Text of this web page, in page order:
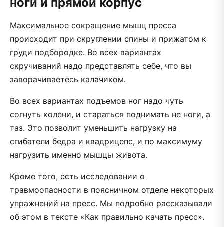
Максимальное сокращение мышц пресса
происходит при скруглении спины и прижатом к
груди подбородке. Во всех вариантах
скручиваний надо представлять себе, что вы
заворачиваетесь калачиком.
Во всех вариантах подъемов ног надо чуть
согнуть колени, и стараться поднимать не ноги, а
таз. Это позволит уменьшить нагрузку на
сгибатели бедра и квадрицепс, и по максимуму
нагрузить именно мышцы живота.
Кроме того, есть исследовании о
травмоопасности в поясничном отделе некоторых
упражнений на пресс. Мы подробно рассказывали
об этом в тексте «Как правильно качать пресс».